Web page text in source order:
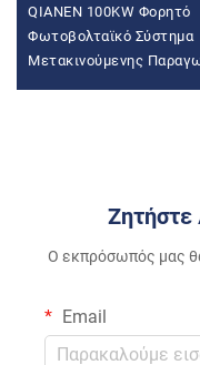
QIANEN 100KW Φορητό
Φωτοβολταϊκό Σύστημα
Μετακινούμενης
Ο εκπρόσωπός μας
Email